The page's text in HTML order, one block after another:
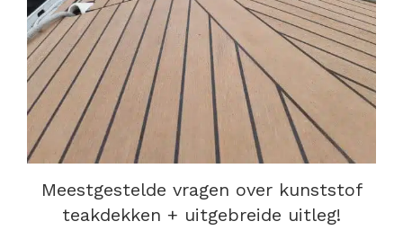
Meestgestelde vragen over kunststof
teakdekken + uitgebreide uitleg!